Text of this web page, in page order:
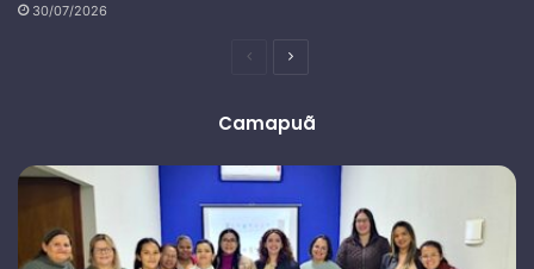
30/07/2026
PáginaPróxima
Camapuã